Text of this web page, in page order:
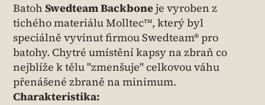
Batoh Swedteam Backboneje vyroben z
tichého materiálu Molltec™, který byl
speciálně vyvinut firmou Swedteam® pro
batohy. Chytré umístění kapsy na zbraň co
nejblíže k tělu "zmenšuje" celkovou váhu
přenášené zbraně na minimum.
Charakteristika: